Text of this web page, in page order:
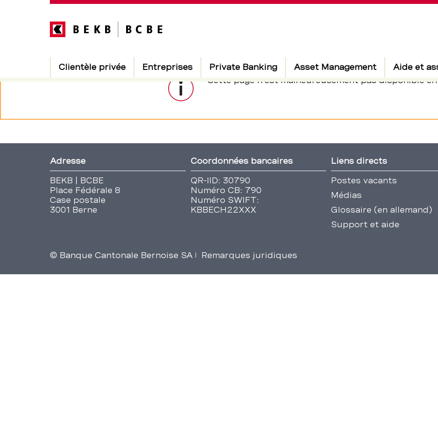
pages
–
BCBE
Hauptnavigation
Clientèle privée Entreprises Private Banking Asset Management Aide et
Section
navigation
de
service
Cette page n'est malheureusement pas disponible
Fusszeile
Adresse
BEKB | BCBE
Place Fédérale 8
Case postale
3001 Berne
Coordonnées bancaires
QR-IID: 30790
Numéro CB: 790
Numéro SWIFT:
KBBECH22XXX
Liens directs
Postes vacants
Médias
Glossaire (en allemand)
Support et aide
© Banque Cantonale Bernoise SA Remarques juridiques